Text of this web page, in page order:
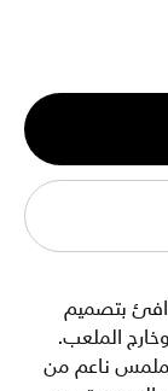
بتصميم
الملعب.
ناعم من